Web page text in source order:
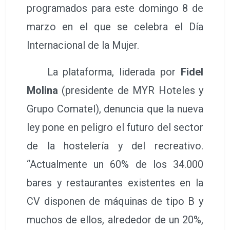
programados para este domingo 8 de
marzo en el que se celebra el Día
Internacional de la Mujer.
La plataforma, liderada por Fidel
Molina (presidente de MYR Hoteles y
Grupo Comatel), denuncia que la nueva
ley pone en peligro el futuro del sector
de la hostelería y del recreativo.
“Actualmente un 60% de los 34.000
bares y restaurantes existentes en la
CV disponen de máquinas de tipo B y
muchos de ellos, alrededor de un 20%,